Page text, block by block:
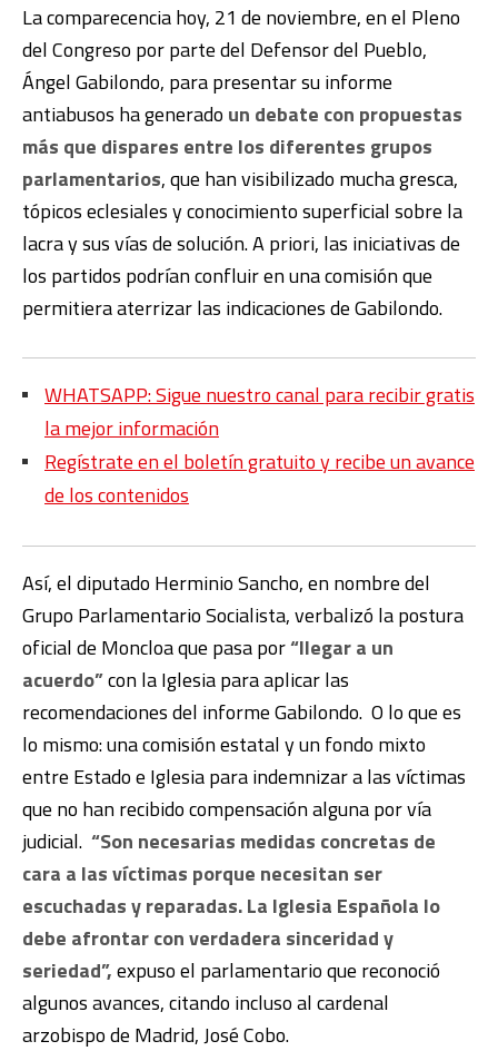
La comparecencia hoy, 21 de noviembre, en el Pleno
del Congreso por parte del Defensor del Pueblo,
Ángel Gabilondo, para presentar su informe
antiabusos ha generado un debate con propuestas
más que dispares entre los diferentes grupos
parlamentarios, que han visibilizado mucha gresca,
tópicos eclesiales y conocimiento superficial sobre la
lacra y sus vías de solución. A priori, las iniciativas de
los partidos podrían confluir en una comisión que
permitiera aterrizar las indicaciones de Gabilondo.
WHATSAPP: Sigue nuestro canal para recibir gratis
la mejor información
Regístrate en el boletín gratuito y recibe un avance
de los contenidos
Así, el diputado Herminio Sancho, en nombre del
Grupo Parlamentario Socialista, verbalizó la postura
oficial de Moncloa que pasa por“llegar a un
acuerdo”con la Iglesia para aplicar las
recomendaciones del informe Gabilondo. O lo que es
lo mismo: una comisión estatal y un fondo mixto
entre Estado e Iglesia para indemnizar a las víctimas
que no han recibido compensación alguna por vía
judicial. “Son necesarias medidas concretas de
cara a las víctimas porque necesitan ser
escuchadas y reparadas. La Iglesia Española lo
debe afrontar con verdadera sinceridad y
seriedad”,expuso el parlamentario que reconoció
algunos avances, citando incluso al cardenal
arzobispo de Madrid, José Cobo.